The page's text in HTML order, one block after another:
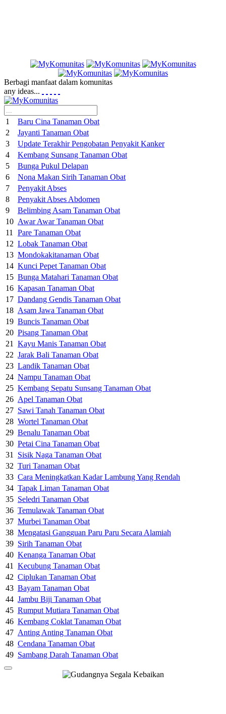
Berbagi manfaat dalam komunitas
any ideas...
1
Baru Cina Tanaman Obat
2
Jayanti Tanaman Obat
3
Update Terakhir Pengobatan Penyakit Kanker
4
Kembang Sunsang Tanaman Obat
5
Bunga Pukul Delapan
6
Nona Makan Sirih Tanaman Obat
7
Penyakit Abses
8
Penyakit Abses Abdomen
9
Belimbing Asam Tanaman Obat
10 Awar Awar Tanaman Obat
11
Pare Tanaman Obat
12 Lobak Tanaman Obat
13 Mondokakitanaman Obat
14 Kunci Pepet Tanaman Obat
15 Bunga Matahari Tanaman Obat
16 Kapasan Tanaman Obat
17 Dandang Gendis Tanaman Obat
18 Asam Jawa Tanaman Obat
19 Buncis Tanaman Obat
20 Pisang Tanaman Obat
21
Kayu Manis Tanaman Obat
22 Jarak Bali Tanaman Obat
23 Landik Tanaman Obat
24 Nampu Tanaman Obat
25 Kembang Sepatu Sunsang Tanaman Obat
26 Apel Tanaman Obat
27 Sawi Tanah Tanaman Obat
28 Wortel Tanaman Obat
29 Benalu Tanaman Obat
30 Petai Cina Tanaman Obat
31
Sisik Naga Tanaman Obat
32 Turi Tanaman Obat
33 Cara Meningkatkan Kadar Lambung Yang Rendah
34 Tapak Liman Tanaman Obat
35 Seledri Tanaman Obat
36 Temulawak Tanaman Obat
37 Murbei Tanaman Obat
38 Mengatasi Gangguan Paru Paru Secara Alamiah
39 Sirih Tanaman Obat
40 Kenanga Tanaman Obat
41
Kecubung Tanaman Obat
42 Ciplukan Tanaman Obat
43 Bayam Tanaman Obat
44 Jambu Biji Tanaman Obat
45 Rumput Mutiara Tanaman Obat
46 Kembang Coklat Tanaman Obat
47 Anting Anting Tanaman Obat
48 Cendana Tanaman Obat
49 Sambang Darah Tanaman Obat